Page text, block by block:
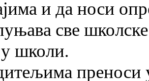
и да носи
све
школи.
преноси